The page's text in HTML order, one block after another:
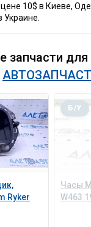
10$ в Киеве,
Украине.
запчасти для
Ryker
Часы
W463
Б/У